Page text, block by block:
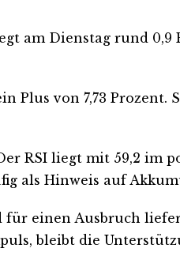
am Dienstag rund
von 7,73 Prozent.
RSI liegt mit 59,2
als Hinweis auf
einen Ausbruch
bleibt die